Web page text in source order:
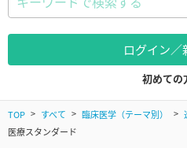
ログイン／
初めての
TOP すべて 臨床医学（テーマ別）
医療スタンダード